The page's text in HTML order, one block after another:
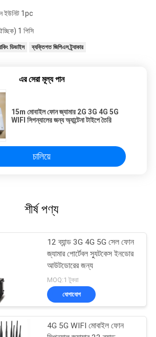
ইউনিট 1pc
1 পিসি
ডিভাইস ব্যক্তিগত জিপিএস ট্র্যাকার
এর সেরা মূল্য পান
15m মোবাইল ফোন জ্যামার 2G 3G 4G 5G
WIFI সিগন্যালের জন্য অ্যান্টেনা টাইপে তৈরি
চালিয়ে
শীর্ষ পণ্য
12 ব্যান্ড 3G 4G 5G সেল ফোন
জ্যামার পোর্টেবল স্যুটকেস ইনডোর
আউটডোরের জন্য
MOQ:1 টুকরা
যোগাযোগ
4G 5G WIFI মোবাইল ফোন